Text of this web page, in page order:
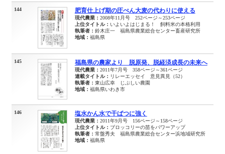
144 肥育仕上げ期の圧ぺん大麦の代わりに使える
現代農業： 2008年11月号 252ページ～253ページ
上位タイトル： いよいよはじまる！ 飼料米の本格利用
執筆者： 鈴木庄一 福島県農業総合センター畜産研究所
地域： 福島県
145 福島県の農家より 脱原発、脱経済成長の未来へ
現代農業： 2011年7月号 358ページ～361ページ
連載タイトル： リレーエッセイ 意見異見（52）
執筆者： 東山広幸 じぷしい農園
地域： 福島県いわき市
146 塩水かん水で干ばつに強く
現代農業： 2011年9月号 156ページ～158ページ
上位タイトル： ブロッコリーの苗をパワーアップ
執筆者： 常盤秀夫 福島県農業総合センター浜地域研究所
地域： 福島県